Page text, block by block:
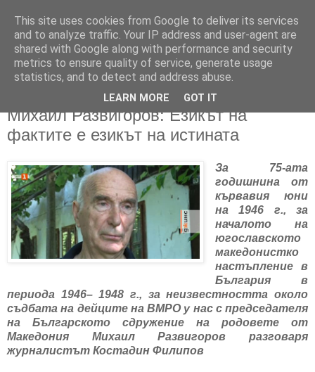
Михаил Развигоров: Eзикът на
фактите е езикът на истината
За 75-ата
годишнина от
кървавия юни
на 1946 г., за
началото на
югославското
македонистко
настъпление в
България в
периода 1946– 1948 г., за неизвестността около
съдбата на дейците на ВМРО у нас с председателя
на Българското сдружение на родовете от
Македония Михаил Развигоров разговаря
журналистът Костадин Филипов
This site uses cookies from Google to deliver its services
and to analyze traffic. Your IP address and user-agent are
shared with Google along with performance and security
metrics to ensure quality of service, generate usage
statistics, and to detect and address abuse.
LEARN MORE GOT IT